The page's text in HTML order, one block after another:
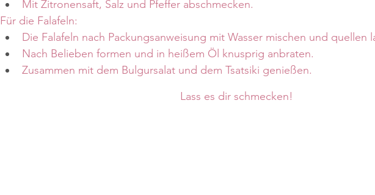
Mit Zitronensaft, Salz und Pfeffer abschmecken.
Für die Falafeln:
Die Falafeln nach Packungsanweisung mit Wasser mischen und quellen
Nach Belieben formen und in heißem Öl knusprig anbraten.
Zusammen mit dem Bulgursalat und dem Tsatsiki genießen.
                                                           Lass es dir schmecken!